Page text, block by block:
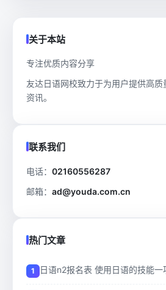
关于本站
专注优质内容分享
友达日语网校致力于为用户提供高
资讯。
联系我们
电话： 02160556287
邮箱： ad@youda.com.cn
热门文章
日语n2报名表 使用日语的技能一